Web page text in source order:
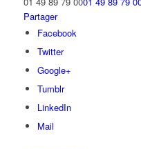
Partager
Facebook
Twitter
Google+
Tumblr
LinkedIn
Mail